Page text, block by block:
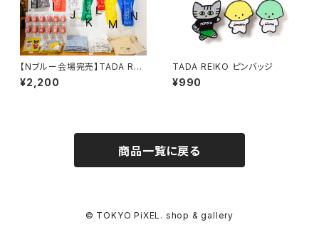
【Nブルー会場完売】TADA REI
KO ゴールデンバターブックスト
ートバッグN
¥2,200
TADA REIKO ピンバッジ
¥990
商品一覧に戻る
© TOKYO PiXEL. shop & gallery